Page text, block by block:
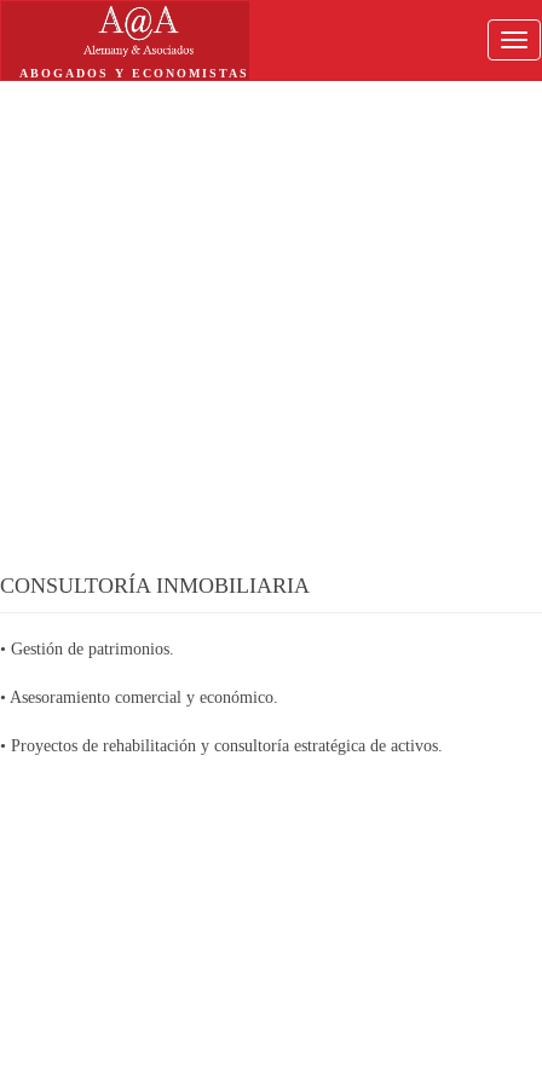
ABOGADOS Y ECONOMISTAS
CONSULTORÍA INMOBILIARIA
• Gestión de patrimonios.
• Asesoramiento comercial y económico.
• Proyectos de rehabilitación y consultoría estratégica de activos.